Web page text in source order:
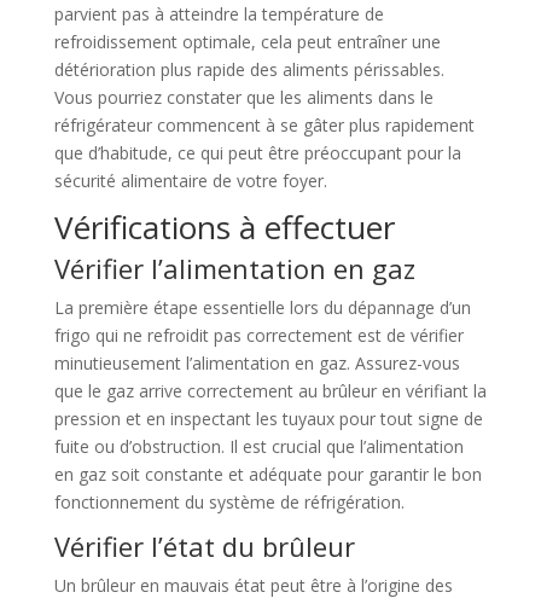
parvient pas à atteindre la température de
refroidissement optimale, cela peut entraîner une
détérioration plus rapide des aliments périssables.
Vous pourriez constater que les aliments dans le
réfrigérateur commencent à se gâter plus rapidement
que d’habitude, ce qui peut être préoccupant pour la
sécurité alimentaire de votre foyer.
Vérifications à effectuer
Vérifier l’alimentation en gaz
La première étape essentielle lors du dépannage d’un
frigo qui ne refroidit pas correctement est de vérifier
minutieusement l’alimentation en gaz. Assurez-vous
que le gaz arrive correctement au brûleur en vérifiant la
pression et en inspectant les tuyaux pour tout signe de
fuite ou d’obstruction. Il est crucial que l’alimentation
en gaz soit constante et adéquate pour garantir le bon
fonctionnement du système de réfrigération.
Vérifier l’état du brûleur
Un brûleur en mauvais état peut être à l’origine des